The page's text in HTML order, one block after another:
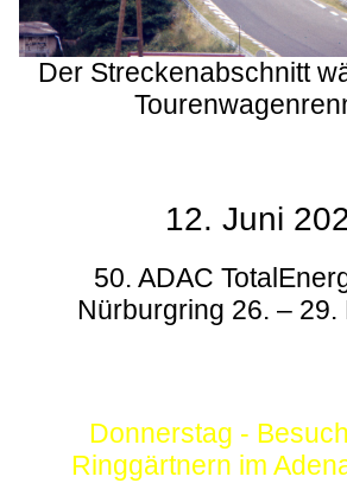
Der Streckenabschnitt
12. Juni
50. ADAC
Nürburgring 26. – 29.
Donnerstag -
Ringgärtnern im